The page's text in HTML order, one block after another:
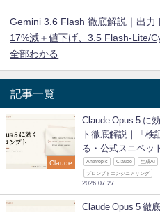
Gemini 3.6 Flash 徹底解説｜出力
17%減＋値下げ、3.5 Flash-Lite/
全部わかる
記事一覧
Claude
Claude Opus 5 に
ト徹底解説｜「検
る・公式スニペッ
Anthropic Claude 生成AI
プロンプトエンジニアリング
2026.07.27
Claude Opus 5 徹底